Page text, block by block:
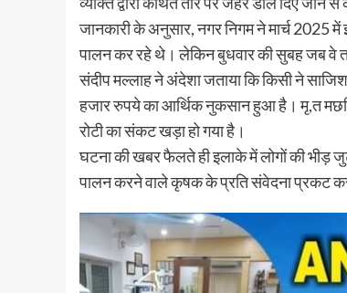
जानकारी के अनुसार, नगर निगम ने मार्च 2025
पालन कर रहे थे। लेकिन बुधवार की सुबह जब वे
संदीप मल्लाह ने अंदेशा जताया कि किसी ने
हजार रुपये का आर्थिक नुकसान हुआ है। मृ,त
रोटी का संकट खड़ा हो गया है।
घटना की खबर फैलते ही इलाके में लोगों की भीड़
पालन करने वाले कृषक के प्रति संवेदना प्रकट